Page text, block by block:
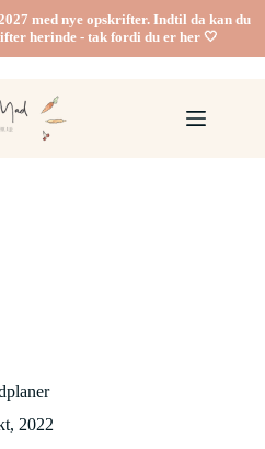
med nye opskrifter. Indtil da kan du
herinde - tak fordi du er her 🤍
2022